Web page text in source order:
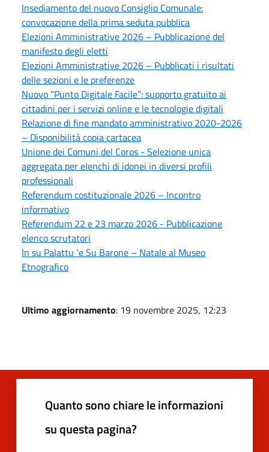
Insediamento del nuovo Consiglio Comunale:
convocazione della prima seduta pubblica
Elezioni Amministrative 2026 – Pubblicazione del
manifesto degli eletti
Elezioni Amministrative 2026 – Pubblicati i risultati
delle sezioni e le preferenze
Nuovo “Punto Digitale Facile”: supporto gratuito ai
cittadini per i servizi online e le tecnologie digitali
Relazione di fine mandato amministrativo 2020-2026
– Disponibilità copia cartacea
Unione dei Comuni del Coros - Selezione unica
aggregata per elenchi di idonei in diversi profili
professionali
Referendum costituzionale 2026 – Incontro
informativo
Referendum 22 e 23 marzo 2026 - Pubblicazione
elenco scrutatori
In su Palattu ‘e Su Barone – Natale al Museo
Etnografico
Ultimo aggiornamento: 19 novembre 2025, 12:23
Quanto sono chiare le informazioni
su questa pagina?